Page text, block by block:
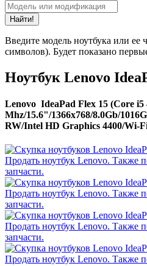
Найти!
Введите модель ноутбука или ее
символов). Будет показано
Ноутбук Lenovo
Lenovo IdeaPad Flex 15 (Core i5
Mhz/15.6"/1366x768/8.0Gb/
RW/Intel HD Graphics 4400/Wi-